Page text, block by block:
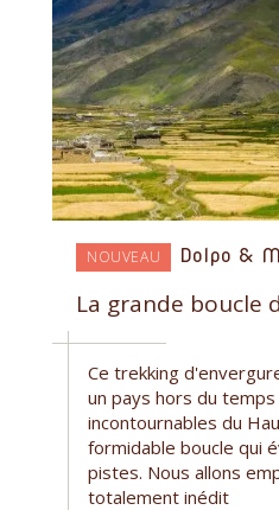
NOUVEAU Dolpo &
La grande boucle
Ce trekking
un pays hors du
incontournables du
formidable boucle qui
pistes. Nous allons
totalement inédit